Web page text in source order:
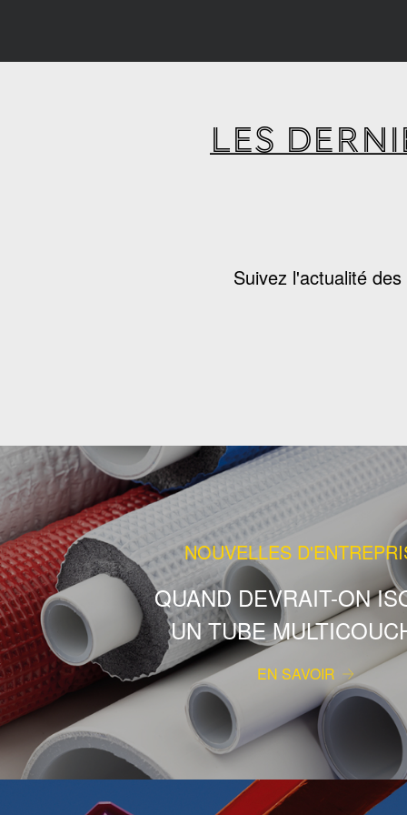
LES
Suivez l'actualité
NOUVELLES
QUAND DEVRAIT-ON
UN TUBE
EN SAVOIR